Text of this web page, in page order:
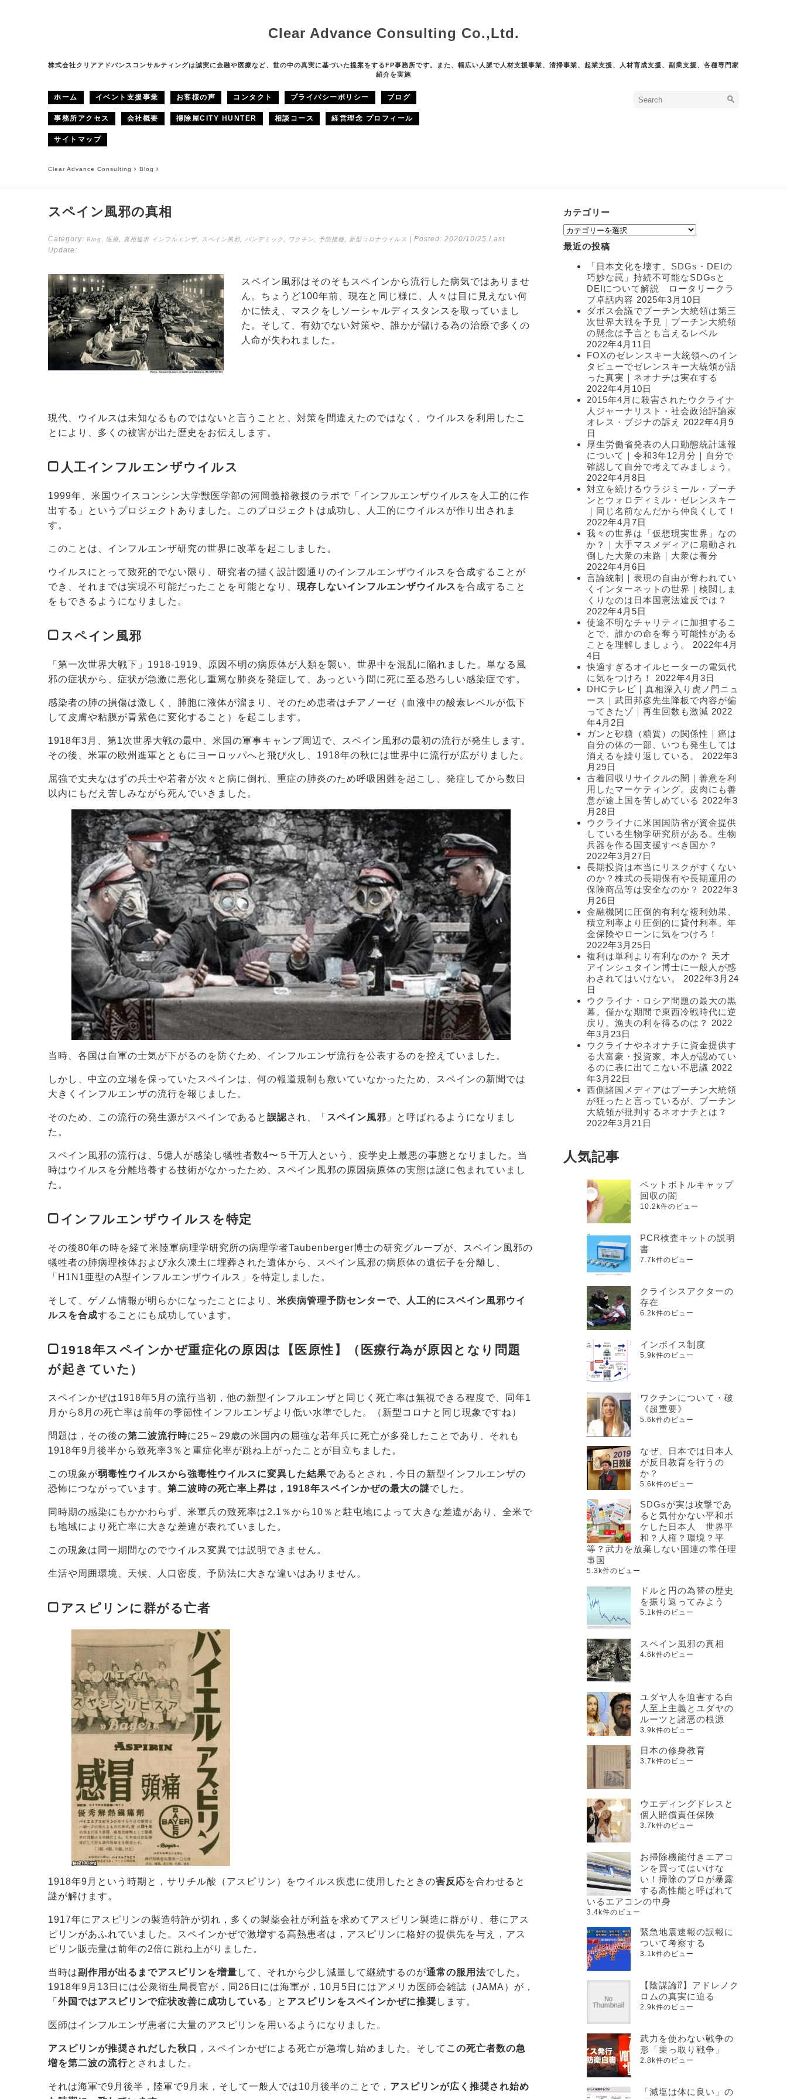
Clear Advance Consulting Co.,Ltd.
株式会社クリアアドバンスコンサルティングは誠実に金融や医療など、世の中の真実に基づいた提案をするFP事務所です。また、幅広い人脈で人材支援事業、清掃事業、起業支援、人材育成支援、副業支援、各種専門家
紹介を実施
ホーム イベント支援事業 お客様の声 コンタクト プライバシーポリシー ブログ
事務所アクセス 会社概要 掃除屋CITY HUNTER 相談コース 経営理念 プロフィール
サイトマップ
Clear Advance Consulting Blog
スペイン風邪の真相
Category: Blog, 医療, 真相追求 インフルエンザ, スペイン風邪, パンデミック, ワクチン, 予防接種, 新型コロナウイルス | Posted: 2020/10/25 Last
Update:
スペイン風邪はそのそもスペインから流行した病気ではありませ
ん。ちょうど100年前、現在と同じ様に、人々は目に見えない何
かに怯え、マスクをしソーシャルディスタンスを取っていまし
た。そして、有効でない対策や、誰かが儲ける為の治療で多くの
人命が失われました。
現代、ウイルスは未知なるものではないと言うことと、対策を間違えたのではなく、ウイルスを利用したこ
とにより、多くの被害が出た歴史をお伝えします。
人工インフルエンザウイルス
1999年、米国ウイスコンシン大学獣医学部の河岡義裕教授のラボで「インフルエンザウイルスを人工的に作
出する」というプロジェクトありました。このプロジェクトは成功し、人工的にウイルスが作り出されま
す。
このことは、インフルエンザ研究の世界に改革を起こしました。
ウイルスにとって致死的でない限り、研究者の描く設計図通りのインフルエンザウイルスを合成することが
でき、それまでは実現不可能だったことを可能となり、 現存しないインフルエンザウイルス を合成すること
をもできるようになりました。
スペイン風邪
「第一次世界大戦下」1918-1919、原因不明の病原体が人類を襲い、世界中を混乱に陥れました。単なる風
邪の症状から、症状が急激に悪化し重篤な肺炎を発症して、あっという間に死に至る恐ろしい感染症です。
感染者の肺の損傷は激しく、肺胞に液体が溜まり、そのため患者はチアノーゼ（血液中の酸素レベルが低下
して皮膚や粘膜が青紫色に変化すること）を起こします。
1918年3月、第1次世界大戦の最中、米国の軍事キャンプ周辺で、スペイン風邪の最初の流行が発生します。
その後、米軍の欧州進軍とともにヨーロッパへと飛び火し、1918年の秋には世界中に流行が広がりました。
屈強で丈夫なはずの兵士や若者が次々と病に倒れ、重症の肺炎のため呼吸困難を起こし、発症してから数日
以内にもだえ苦しみながら死んでいきました。
当時、各国は自軍の士気が下がるのを防ぐため、インフルエンザ流行を公表するのを控えていました。
しかし、中立の立場を保っていたスペインは、何の報道規制も敷いていなかったため、スペインの新聞では
大きくインフルエンザの流行を報じました。
そのため、この流行の発生源がスペインであると 誤認され、「 スペイン風邪 」と呼ばれるようになりまし
た。
スペイン風邪の流行は、5億人が感染し犠牲者数4〜５千万人という、疫学史上最悪の事態となりました。当
時はウイルスを分離培養する技術がなかったため、スペイン風邪の原因病原体の実態は謎に包まれていまし
た。
インフルエンザウイルスを特定
その後80年の時を経て米陸軍病理学研究所の病理学者Taubenberger博士の研究グループが、スペイン風邪の
犠牲者の肺病理検体および永久凍土に埋葬された遺体から、スペイン風邪の病原体の遺伝子を分離し、
「H1N1亜型のA型インフルエンザウイルス」を特定しました。
そして、ゲノム情報が明らかになったことにより、 米疾病管理予防センターで、人工的にスペイン風邪ウイ
ルスを合成することにも成功しています。
1918年スペインかぜ重症化の原因は【医原性】（医療行為が原因となり問題
が起きていた）
スペインかぜは1918年5月の流行当初，他の新型インフルエンザと同じく死亡率は無視できる程度で、同年1
月から8月の死亡率は前年の季節性インフルエンザより低い水準でした。（新型コロナと同じ現象ですね）
問題は，その後の第二波流行時に25～29歳の米国内の屈強な若年兵に死亡が多発したことであり、それも
1918年9月後半から致死率3％と重症化率が跳ね上がったことが目立ちました。
この現象が弱毒性ウイルスから強毒性ウイルスに変異した結果であるとされ，今日の新型インフルエンザの
恐怖につながっています。 第二波時の死亡率上昇は，1918年スペインかぜの最大の謎でした。
同時期の感染にもかかわらず、米軍兵の致死率は2.1％から10％と駐屯地によって大きな差違があり、全米で
も地域により死亡率に大きな差違が表れていました。
この現象は同一期間なのでウイルス変異では説明できません。
生活や周囲環境、天候、人口密度、予防法に大きな違いはありません。
アスピリンに群がる亡者
1918年9月という時期と，サリチル酸（アスピリン）をウイルス疾患に使用したときの害反応を合わせると
謎が解けます。
1917年にアスピリンの製造特許が切れ，多くの製薬会社が利益を求めてアスピリン製造に群がり、巷にアス
ピリンがあふれていました。スペインかぜで激増する高熱患者は，アスピリンに格好の提供先を与え，アス
ピリン販売量は前年の2倍に跳ね上がりました。
当時は副作用が出るまでアスピリンを増量 して、それから少し減量して継続するのが通常の服用法でした。
1918年9月13日には公衆衛生局長官が，同26日には海軍が，10月5日にはアメリカ医師会雑誌（JAMA）が，
「 外国ではアスピリンで症状改善に成功している 」と アスピリンをスペインかぜに推奨 します。
医師はインフルエンザ患者に大量のアスピリンを用いるようになりました。
アスピリンが推奨されだした秋口 ，スペインかぜによる死亡が急増し始めました。そして この死亡者数の急
増を第二波の流行とされました。
それは海軍で9月後半，陸軍で9月末，そして一般人では10月後半のことで， アスピリンが広く推奨され始め
カテゴリー
カ
テ
ゴ
最近の投稿
「日本文化を壊す、SDGs・DEIの
巧妙な罠」持続不可能なSDGsと
DEIについて解説 ロータリークラ
ブ卓話内容 2025年3月10日
ダボス会議でプーチン大統領は第三
次世界大戦を予見｜プーチン大統領
の懸念は予言とも言えるレベル
2022年4月11日
FOXのゼレンスキー大統領へのイン
タビューでゼレンスキー大統領が語
った真実｜ネオナチは実在する
2022年4月10日
2015年4月に殺害されたウクライナ
人ジャーナリスト・社会政治評論家
オレス・ブジナの訴え
2022年4月9
日
厚生労働省発表の人口動態統計速報
について｜令和3年12月分｜自分で
確認して自分で考えてみましょう。
2022年4月8日
対立を続けるウラジミール・プーチ
ンとウォロディミル・ゼレンスキー
｜同じ名前なんだから仲良くして！
2022年4月7日
我々の世界は「仮想現実世界」なの
か？｜大手マスメディアに扇動され
倒した大衆の末路｜大衆は養分
2022年4月6日
言論統制｜表現の自由が奪われてい
くインターネットの世界｜検閲しま
くりなのは日本国憲法違反では？
2022年4月5日
使途不明なチャリティに加担するこ
とで、誰かの命を奪う可能性がある
ことを理解しましょう。
2022年4月
4日
快適すぎるオイルヒーターの電気代
に気をつけろ！
2022年4月3日
DHCテレビ｜真相深入り虎ノ門ニュ
ース｜武田邦彦先生降板で内容が偏
ってきたゾ｜再生回数も激減 2022
年4月2日
ガンと砂糖（糖質）の関係性｜癌は
自分の体の一部、いつも発生しては
消えるを繰り返している。
2022年3
月29日
古着回収リサイクルの闇｜善意を利
用したマーケティング。皮肉にも善
意が途上国を苦しめている 2022年3
月28日
ウクライナに米国国防省が資金提供
している生物学研究所がある。生物
兵器を作る国支援すべき国か？
2022年3月27日
長期投資は本当にリスクがすくない
のか？株式の長期保有や長期運用の
保険商品等は安全なのか？
2022年3
月26日
金融機関に圧倒的有利な複利効果、
積立利率より圧倒的に貸付利率。年
金保険やローンに気をつけろ！
2022年3月25日
複利は単利より有利なのか？ 天才
アインシュタイン博士に一般人が惑
わされてはいけない。
2022年3月24
日
ウクライナ・ロシア問題の最大の黒
幕。僅かな期間で東西冷戦時代に逆
戻り。漁夫の利を得るのは？
2022
年3月23日
ウクライナやネオナチに資金提供す
る大富豪・投資家、本人が認めてい
るのに表に出てこない不思議 2022
年3月22日
西側諸国メディアはプーチン大統領
が狂ったと言っているが、プーチン
大統領が批判するネオナチとは？
2022年3月21日
人気記事
ペットボトルキャップ
回収の闇
10.2k件のビュー
PCR検査キットの説明
書
7.7k件のビュー
クライシスアクターの
存在
6.2k件のビュー
インボイス制度
5.9k件のビュー
ワクチンについて・破
《超重要》
5.6k件のビュー
なぜ、日本では日本人
が反日教育を行うの
か？
5.6k件のビュー
SDGsが実は攻撃であ
ると気付かない平和ボ
ケした日本人 世界平
和？人権？環境？平
等？武力を放棄しない国連の常任理
事国
5.3k件のビュー
ドルと円の為替の歴史
を振り返ってみよう
5.1k件のビュー
スペイン風邪の真相
4.6k件のビュー
ユダヤ人を迫害する白
人至上主義とユダヤの
ルーツと諸悪の根源
3.9k件のビュー
日本の修身教育
3.7k件のビュー
ウエディングドレスと
個人賠償責任保険
3.7k件のビュー
お掃除機能付きエアコ
ンを買ってはいけな
い！掃除のプロが暴露
する高性能と呼ばれて
いるエアコンの中身
3.4k件のビュー
緊急地震速報の誤報に
ついて考察する
3.1k件のビュー
【陰謀論⁇】アドレノク
ロムの真実に迫る
2.9k件のビュー
武力を使わない戦争の
形「乗っ取り戦争」
2.8k件のビュー
「減塩は体に良い」の